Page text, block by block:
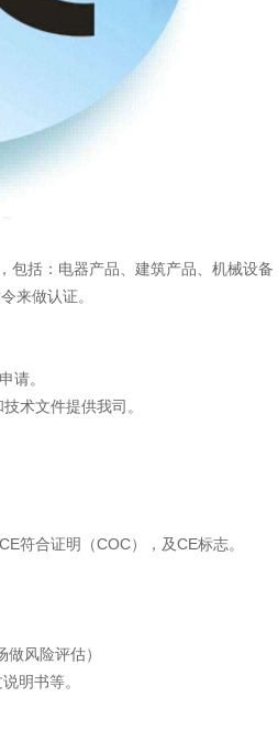
括：电器产品、建筑产品、机械设
来做认证。
请。
术文件提供我司。
符合证明（COC），及CE标志。
风险评估）
明书等。